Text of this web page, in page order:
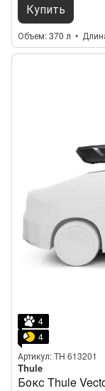
Купить
Объем 370 л
4
4
Артикул: TH 613201
Thule
Бокс Thule